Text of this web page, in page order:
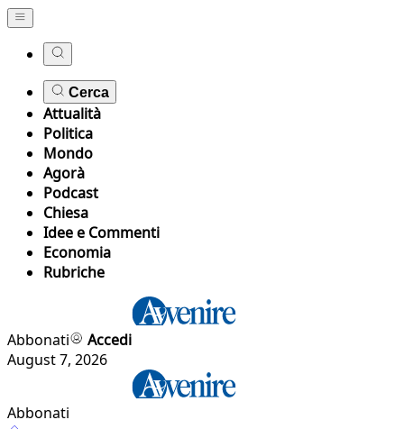
Cerca
Attualità
Politica
Mondo
Agorà
Podcast
Chiesa
Idee e Commenti
Economia
Rubriche
Abbonati
Accedi
August 7, 2026
Abbonati